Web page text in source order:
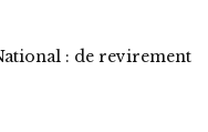
: de revirement